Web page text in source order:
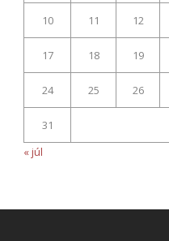
10 11 12
17 18 19
24 25 26
31
« júl